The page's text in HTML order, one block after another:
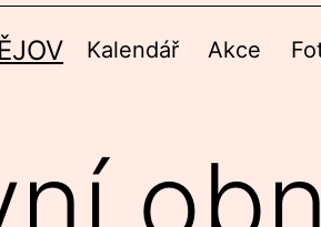
Kalendář Akce